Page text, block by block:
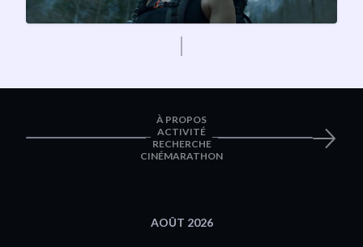
À PROPOS
ACTIVITÉ
RECHERCHE
CINÉMARATHON
AOÛT 2026